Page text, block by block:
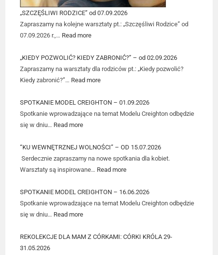
„SZCZĘŚLIWI RODZICE” od 07.09.2026
Zapraszamy na kolejne warsztaty pt.: „Szczęśliwi Rodzice” od
07.09.2026 r.,… Read more
„KIEDY POZWOLIĆ? KIEDY ZABRONIĆ?” – od 02.09.2026
Zapraszamy na warsztaty dla rodziców pt.: „Kiedy pozwolić?
Kiedy zabronić?”… Read more
SPOTKANIE MODEL CREIGHTON – 01.09.2026
Spotkanie wprowadzające na temat Modelu Creighton odbędzie
się w dniu… Read more
“KU WEWNĘTRZNEJ WOLNOŚCI” – OD 15.07.2026
Serdecznie zapraszamy na nowe spotkania dla kobiet.
Warsztaty są inspirowane… Read more
SPOTKANIE MODEL CREIGHTON – 16.06.2026
Spotkanie wprowadzające na temat Modelu Creighton odbędzie
się w dniu… Read more
REKOLEKCJE DLA MAM Z CÓRKAMI: CÓRKI KRÓLA 29-
31.05.2026